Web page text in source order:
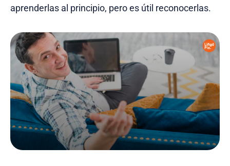
aprenderlas al principio, pero es útil reconocerlas.